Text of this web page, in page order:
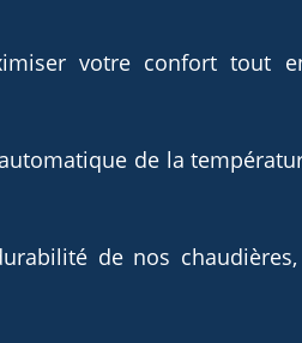
votre confort tout
de la
de nos